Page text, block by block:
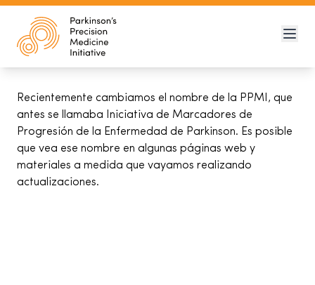
Recientemente cambiamos el nombre de la PPMI, que
antes se llamaba Iniciativa de Marcadores de
Progresión de la Enfermedad de Parkinson. Es posible
que vea ese nombre en algunas páginas web y
materiales a medida que vayamos realizando
actualizaciones.